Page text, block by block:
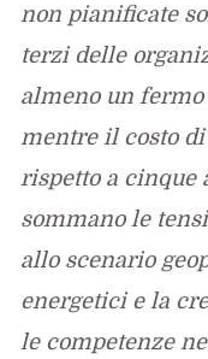
non pianificate
terzi delle
almeno un
mentre il costo
rispetto a cinque
sommano le
allo scenario
energetici e la
le competenze